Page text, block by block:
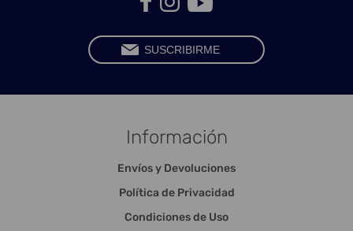
Información
Envíos y Devoluciones
Política de Privacidad
Condiciones de Uso